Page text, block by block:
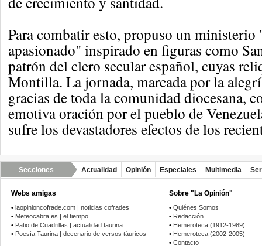
Para combatir esto, propuso un ministerio
apasionado" inspirado en figuras como
patrón del clero secular español, cuyas
Montilla. La jornada, marcada por la
gracias de toda la comunidad diocesana,
emotiva oración por el pueblo de
sufre los devastadores efectos de los
Secciones Actualidad Opinión Especiales Multimedia
Webs amigas
• laopinioncofrade.com | noticias cofrades
• Meteocabra.es | el tiempo
• Patio de Cuadrillas | actualidad taurina
• Poesía Taurina | decenario de versos táuricos
Sobre "La Opinión"
• Quiénes Somos
• Redacción
• Hemeroteca (1912-1989)
• Hemeroteca (2002-2005)
• Contacto